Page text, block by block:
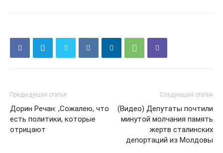
Предыдущая статья
Дорин Речан: ,Сожалею, что
есть политики, которые
отрицают
Следующая статья
(Видео) Депутаты почтили
минутой молчания память
жертв сталинских
депортаций из Молдовы